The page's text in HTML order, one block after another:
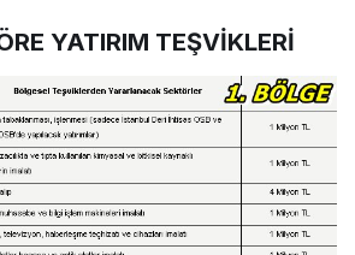
YATIRIM TEŞVİKLERİ